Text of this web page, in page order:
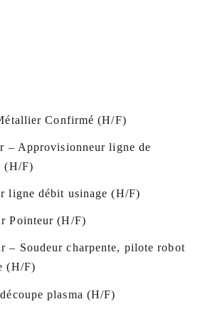
Confirmé (H/F)
– Approvisionneur ligne de
(H/F)
ligne débit usinage (H/F)
Pointeur (H/F)
– Soudeur charpente, pilote robot
(H/F)
plasma (H/F)